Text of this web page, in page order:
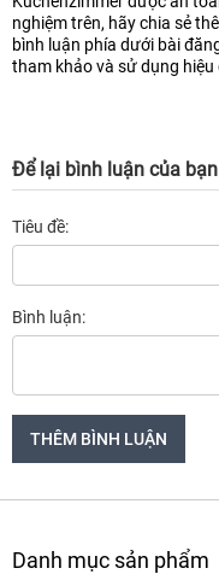
nghiệm trên, hãy chia sẻ
bình luận phía dưới bài
tham khảo và sử dụng
Để lại bình luận của bạn
Tiêu đề:
Bình luận:
Danh mục sản phẩm